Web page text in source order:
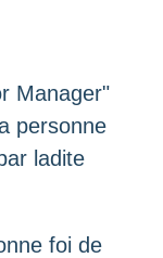
Manager"
personne
ladite
foi de